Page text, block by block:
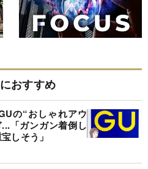
おすすめ
の“おしゃれアウ
「ガンガン着倒し
しそう」